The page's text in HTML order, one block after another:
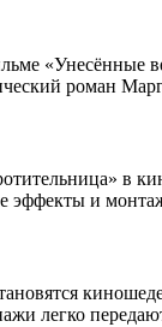
«Унесённые
роман
в
эффекты и
легко